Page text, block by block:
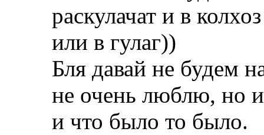
раскулачат и в
или в гулаг))
Бля давай не будем
не очень люблю, но
и что было то было.